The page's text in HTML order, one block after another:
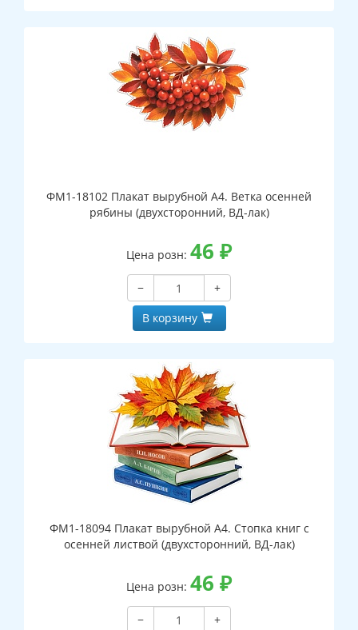
ФМ1-18102 Плакат вырубной А4. Ветка осенней
рябины (двухсторонний, ВД-лак)
Цена розн: 46 ₽
−
+
В корзину
ФМ1-18094 Плакат вырубной А4. Стопка книг с
осенней листвой (двухсторонний, ВД-лак)
Цена розн: 46 ₽
−
+